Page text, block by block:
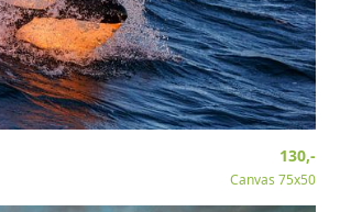
130,-
Canvas 75x50